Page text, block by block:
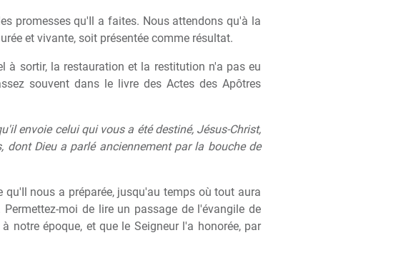
promesses qu'Il a faites. Nous attendons qu'à la
et vivante, soit présentée comme résultat.
à sortir, la restauration et la restitution n'a pas eu
souvent dans le livre des Actes des Apôtres
envoie celui qui vous a été destiné, Jésus-Christ,
Dieu a parlé anciennement par la bouche de
nous a préparée, jusqu'au temps où tout aura
moi de lire un passage de l'évangile de
notre époque, et que le Seigneur l'a honorée, par